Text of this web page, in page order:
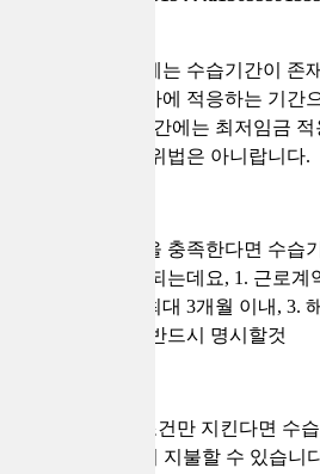
대부분의 회사에는 수습기간이 존
들어왔을때 회사에 적응하는 기간
도입니다. 이 기간에는 최저임금
있는데 무조건 위법은 아니랍니다.
몇가지의 조건을 충족한다면 수습
급하지 않아도 되는데요, 1. 근로
2. 수습기간은 최대 3개월 이내, 3.
취업규칙 등에 반드시 명시할것
이렇게 3가지 조건만 지킨다면 수
90%만 책정해서 지불할 수 있습니